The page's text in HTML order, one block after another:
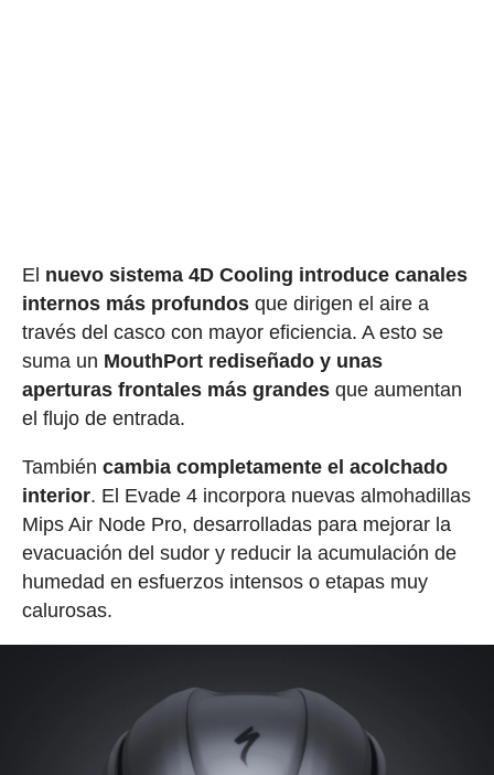
El nuevo sistema 4D Cooling introduce canales
internos más profundosque dirigen el aire a
través del casco con mayor eficiencia. A esto se
suma un MouthPort rediseñado y unas
aperturas frontales más grandesque aumentan
el flujo de entrada.
También cambia completamente el acolchado
interior. El Evade 4 incorpora nuevas almohadillas
Mips Air Node Pro, desarrolladas para mejorar la
evacuación del sudor y reducir la acumulación de
humedad en esfuerzos intensos o etapas muy
calurosas.